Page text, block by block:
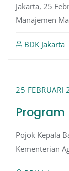
Jakarta, 25
Manajemen
BDK Jakarta
25 FEBRUARI
Program
Pojok Kepala
Kementerian